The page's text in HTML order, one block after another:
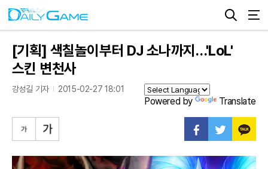
[기획] 색칠놀이부터 DJ 소나까지…'LoL'
스킨 변천사
강성길 기자 2015-02-27 18:01
Powered by Translate